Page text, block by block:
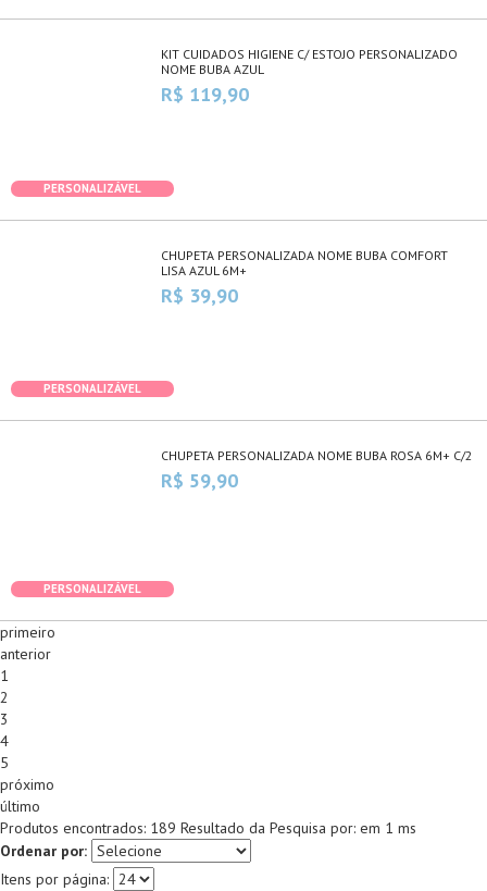
KIT CUIDADOS HIGIENE C/ ESTOJO PERSONALIZADO
NOME BUBA AZUL
R$ 119,90
PERSONALIZÁVEL
CHUPETA PERSONALIZADA NOME BUBA COMFORT
LISA AZUL 6M+
R$ 39,90
PERSONALIZÁVEL
CHUPETA PERSONALIZADA NOME BUBA ROSA 6M+ C/2
R$ 59,90
PERSONALIZÁVEL
primeiro
anterior
1
2
3
4
5
próximo
último
Produtos encontrados: 189 Resultado da Pesquisa por: em 1 ms
Ordenar por:
Itens por página: